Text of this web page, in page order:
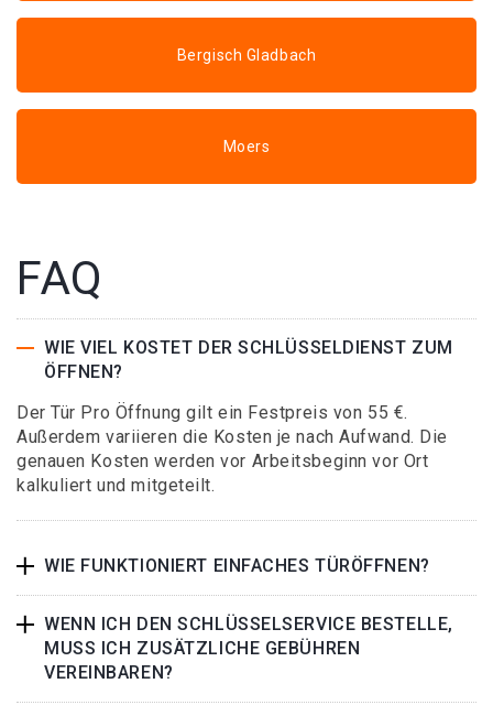
Bergisch Gladbach
Moers
FAQ
WIE VIEL KOSTET DER SCHLÜSSELDIENST ZUM
ÖFFNEN?
Der Tür Pro Öffnung gilt ein Festpreis von 55 €.
Außerdem variieren die Kosten je nach Aufwand. Die
genauen Kosten werden vor Arbeitsbeginn vor Ort
kalkuliert und mitgeteilt.
WIE FUNKTIONIERT EINFACHES TÜRÖFFNEN?
WENN ICH DEN SCHLÜSSELSERVICE BESTELLE,
MUSS ICH ZUSÄTZLICHE GEBÜHREN
VEREINBAREN?